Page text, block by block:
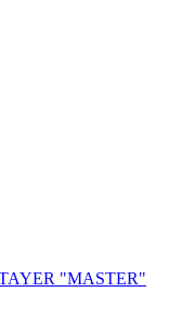
"MASTER"